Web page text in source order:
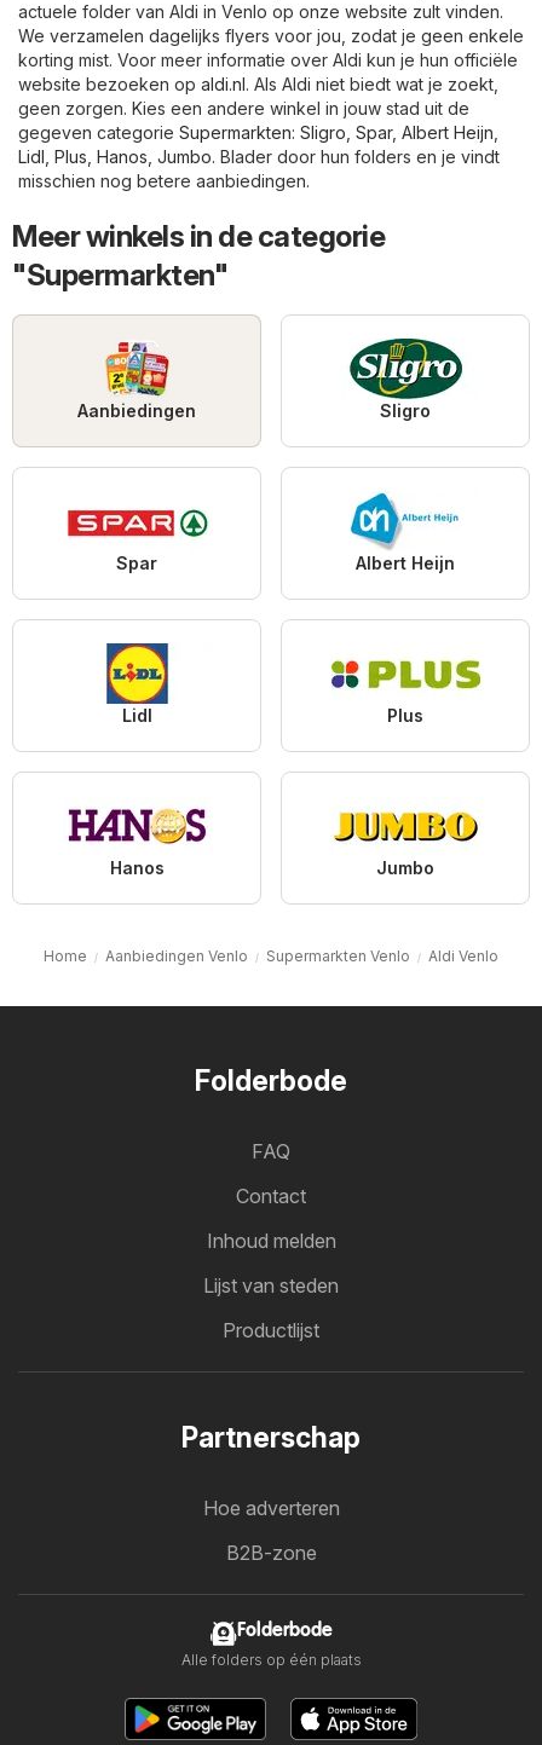
actuele folder van Aldi in Venlo op onze website zult vinden.
We verzamelen dagelijks flyers voor jou, zodat je geen enkele
korting mist. Voor meer informatie over Aldi kun je hun officiële
website bezoeken op aldi.nl. Als Aldi niet biedt wat je zoekt,
geen zorgen. Kies een andere winkel in jouw stad uit de
gegeven categorie Supermarkten: Sligro Spar, Albert Heijn
Lidl Plus Hanos Jumbo. Blader door hun folders en je vindt
misschien nog betere aanbiedingen.
Meer winkels in de categorie
"Supermarkten"
Aanbiedingen Sligro
Spar Albert Heijn
Lidl Plus
Hanos Jumbo
Home Aanbiedingen Venlo Supermarkten Venlo Aldi Venlo
Folderbode
FAQ
Contact
Inhoud melden
Lijst van steden
Productlijst
Partnerschap
Hoe adverteren
B2B-zone
Folderbode
Alle folders op één plaats